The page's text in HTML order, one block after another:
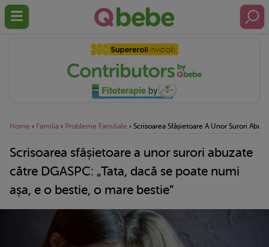
Home › Familia › Probleme Familiale › Scrisoarea Sfâșietoare A Unor Surori
Scrisoarea sfâșietoare a unor surori abuzate
către DGASPC: „Tata, dacă se poate numi
așa, e o bestie, o mare bestie”